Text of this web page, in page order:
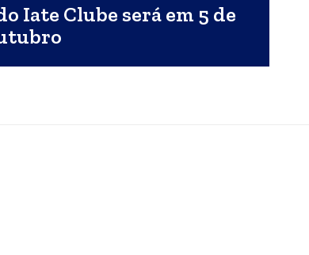
Iate Clube será em 5 de